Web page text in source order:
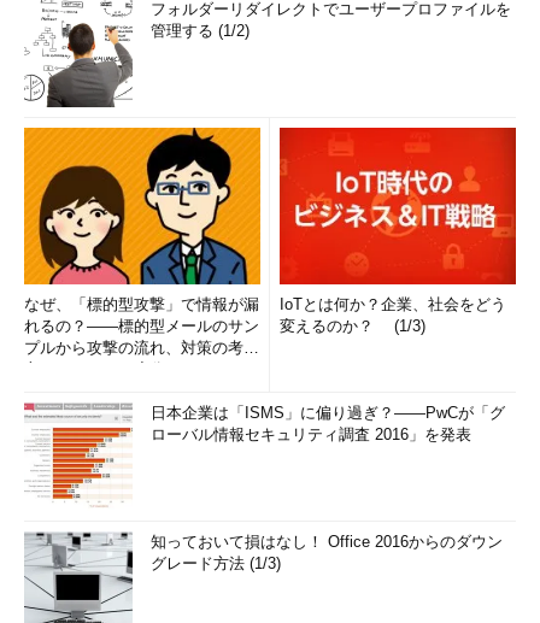
フォルダーリダイレクトでユーザープロファイルを
管理する (1/2)
なぜ、「標的型攻撃」で情報が漏
れるの？――標的型メールのサン
プルから攻撃の流れ、対策の考え
IoTとは何か？企業、社会をどう
変えるのか？ (1/3)
日本企業は「ISMS」に偏り過ぎ？――PwCが「グ
ローバル情報セキュリティ調査 2016」を発表
知っておいて損はなし！ Office 2016からのダウン
グレード方法 (1/3)